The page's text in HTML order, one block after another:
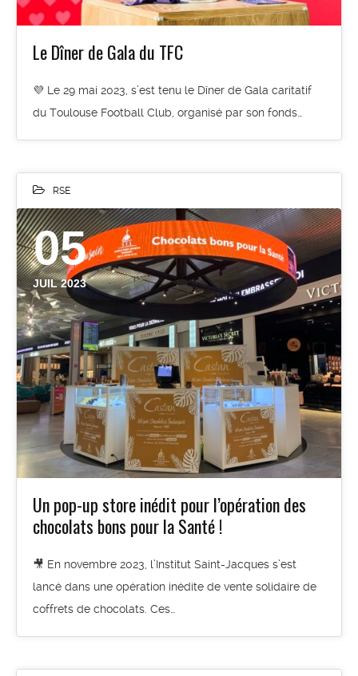
Le Dîner de Gala du TFC
💜 Le 29 mai 2023, s’est tenu le Dîner de Gala caritatif
du Toulouse Football Club, organisé par son fonds…
RSE
05
JUIL 2023
Un pop-up store inédit pour l’opération des
chocolats bons pour la Santé !
🎥 En novembre 2023, l’Institut Saint-Jacques s’est
lancé dans une opération inédite de vente solidaire de
coffrets de chocolats. Ces…